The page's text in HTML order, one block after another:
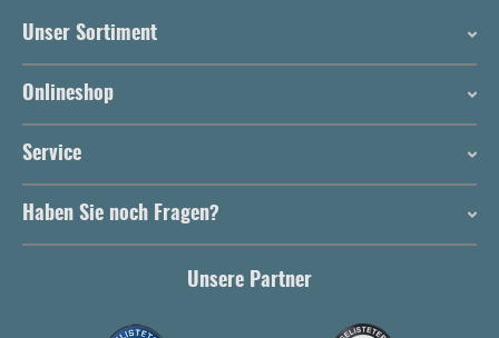
Unser Sortiment
Onlineshop
Service
Haben Sie noch Fragen?
Unsere Partner